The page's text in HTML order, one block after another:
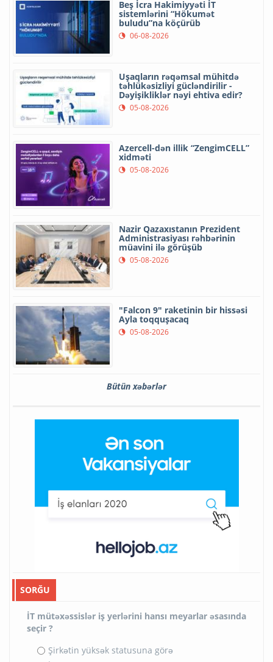
Beş İcra Hakimiyyəti İT
sistemlərini “Hökumət
buludu”na köçürüb
06-08-2026
Uşaqların rəqəmsal mühitdə
təhlükəsizliyi gücləndirilir -
Dəyişikliklər nəyi ehtiva edir?
05-08-2026
Azercell-dən illik “ZengimCELL”
xidməti
05-08-2026
Nazir Qazaxıstanın Prezident
Administrasiyası rəhbərinin
müavini ilə görüşüb
05-08-2026
"Falcon 9" raketinin bir hissəsi
Ayla toqquşacaq
05-08-2026
Bütün xəbərlər
SORĞU
İT mütəxəssislər iş yerlərini hansı meyarlar əsasında
seçir ?
Şirkətin yüksək statusuna görə